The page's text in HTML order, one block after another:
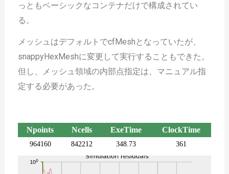
っともベーシックなコンテナだけで構成されてい
る。
メッシュはデフォルトでcfMeshとなっていたが、
snappyHexMeshに変更して実行することもできた。
但し、メッシュ領域の内部点指定は、マニュアル指
定する必要があった。
Npoints Ncells ExeTime ClockTime
964160 842212 348.73 361